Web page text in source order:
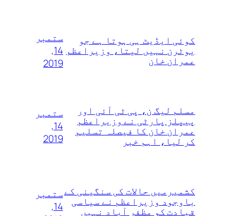
کوئی ایڈیٹ ہی ہوتا ہے جو
یوٹرن نہیں لیتا، وزیراعظم
عمران خان
ستمبر
14,
2019
مسلم لیگ ن، پی ٹی آئی اور
پیپلز پارٹی نے وزیراعظم
عمران خان کا فیصلہ تسلیم
کر لیا، اہم خبر
ستمبر
14,
2019
کشمیرمیں حالات کی سنگینی کے
باوجود وزیراعظم نے سیاسی
قیادت کو مظفر آباد نہیں
ستمبر
14,